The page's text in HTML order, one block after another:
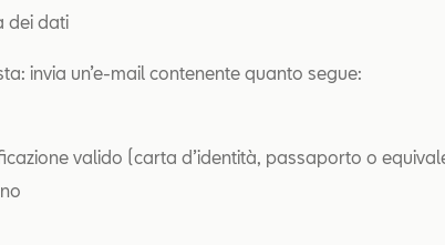
dei dati
invia un’e-mail contenente quanto segue:
valido (carta d’identità, passaporto o